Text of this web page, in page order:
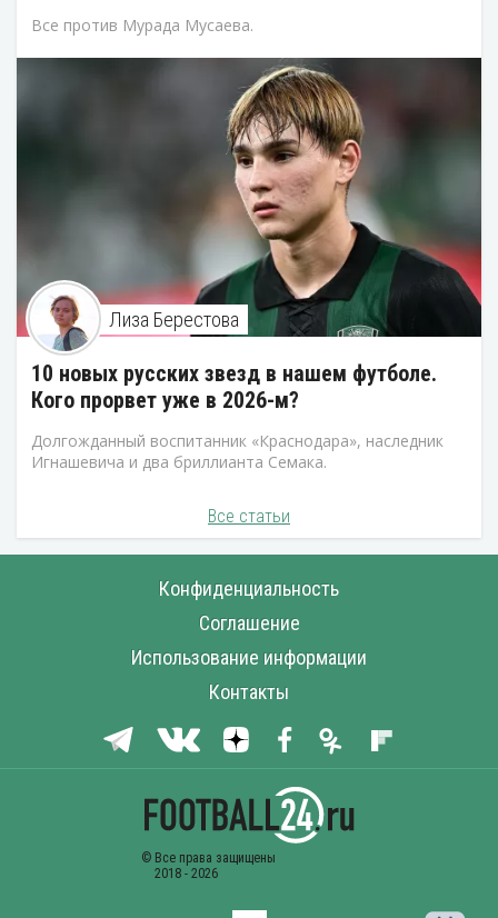
Все против Мурада Мусаева.
Лиза Берестова
10 новых русских звезд в нашем футболе.
Кого прорвет уже в 2026-м?
Долгожданный воспитанник «Краснодара», наследник
Игнашевича и два бриллианта Семака.
Все статьи
Конфиденциальность
Соглашение
Использование информации
Контакты